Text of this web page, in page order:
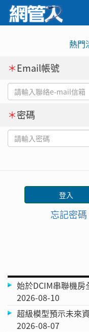
熱門
＊Email帳號
＊密碼
忘記密碼
始於DCIM串聯機
2026-08-10
超級模型預示未來
2026-08-07